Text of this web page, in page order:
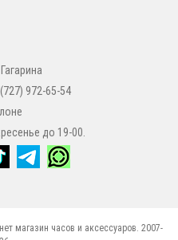
972-65-54
до 19-00.
магазин часов и аксессуаров. 2007-